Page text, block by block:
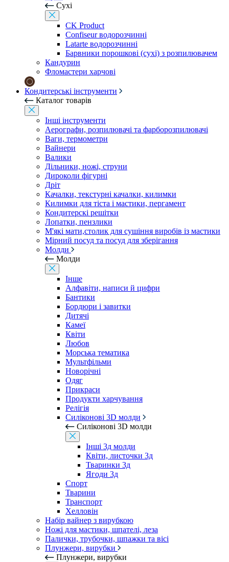
Сухі
CK Product
Confiseur водорозчинні
Latarte водорозчинні
Барвники порошкові (сухі) з розпилювачем
Кандурин
Фломастери харчові
Кондитерські інструменти
Каталог товарів
Інші інструменти
Аерографи, розпилювачі та фарборозпилювачі
Ваги, термометри
Вайнери
Валики
Дільники, ножі, струни
Дироколи фігурні
Дріт
Качалки, текстурні качалки, килимки
Килимки для тіста і мастики, пергамент
Кондитерскі решітки
Лопатки, пензлики
М'які мати,столик для сушіння виробів із мастики
Мірний посуд та посуд для зберігання
Молди
Молди
Інше
Алфавіти, написи й цифри
Бантики
Бордюри і завитки
Дитячі
Камеї
Квіти
Любов
Морська тематика
Мультфільми
Новорічні
Одяг
Прикраси
Продукти харчування
Релігія
Силіконові 3D молди
Силіконові 3D молди
Інші 3д молди
Квіти, листочки 3д
Тваринки 3д
Ягоди 3д
Спорт
Тварини
Транспорт
Хелловін
Набір вайнер з вирубкою
Ножі для мастики, шпателі, леза
Палички, трубочки, шпажки та вісі
Плунжери, вирубки
Плунжери, вирубки